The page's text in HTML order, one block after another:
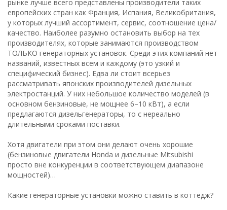
рынке лучше всего представлены производители таких
европейских стран как Франция, Испания, Великобритания,
у которых лучший ассортимент, сервис, соотношение цена/
качество. Наиболее разумно остановить выбор на тех
производителях, которые занимаются производством
ТОЛЬКО генераторных установок. Среди этих компаний нет
названий, известных всем и каждому (это узкий и
специфический бизнес). Едва ли стоит всерьез
рассматривать японских производителей дизельных
электростанций. У них небольшое количество моделей (в
основном бензиновые, не мощнее 6–10 кВт), а если
предлагаются дизельгенераторы, то с нереально
длительными сроками поставки.
Хотя двигатели при этом они делают очень хорошие
(бензиновые двигатели Honda и дизельные Mitsubishi
просто вне конкуренции в соответствующем диапазоне
мощностей)…
Какие генераторные установки можно ставить в коттедж?